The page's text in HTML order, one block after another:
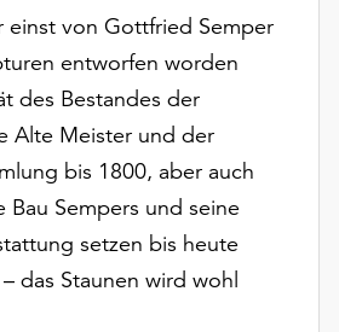
einst von Gottfried Semper
entworfen worden
des Bestandes der
Alte Meister und der
bis 1800, aber auch
Sempers und seine
setzen bis heute
das Staunen wird wohl